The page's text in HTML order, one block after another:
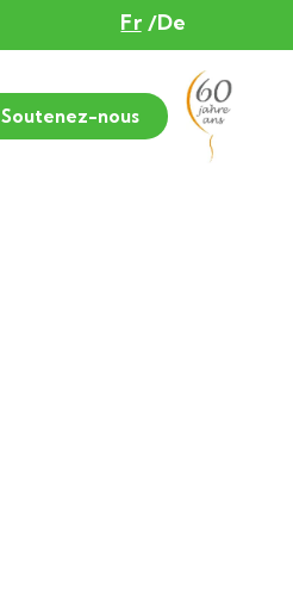
Fr De
Soutenez-nous